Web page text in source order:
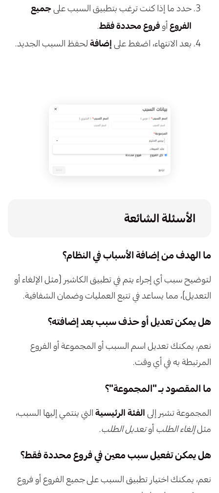
حدد ما إذا كنت ترغب بتطبيق السبب علىجميع
الفروع أو فروع محددة فقط.
بعد الانتهاء، اضغط على إضافة لحفظ السبب الجديد.
الأسئلة الشائعة
ما الهدف من إضافة الأسباب في النظام؟
لتوضيح سبب أي إجراء يتم في تطبيق الكاشير (مثل الإلغاء أو
التعديل)، مما يساعد في تتبع العمليات وضمان الشفافية.
هل يمكن تعديل أو حذف سبب بعد إضافته؟
نعم، يمكنك تعديل اسم السبب أو المجموعة أو الفروع
المرتبطة به في أي وقت.
ما المقصود بـ "المجموعة"؟
المجموعة تشير إلى الفئة الرئيسية التي ينتمي إليها السبب،
مثلإلغاء الطلب أوتعديل الطلب.
هل يمكن تفعيل سبب معين في فروع محددة فقط؟
نعم، يمكنك اختيار تطبيق السبب على جميع الفروع أو فروع